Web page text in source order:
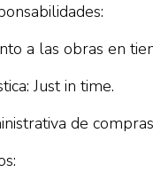
a las obras en
Just in time.
de